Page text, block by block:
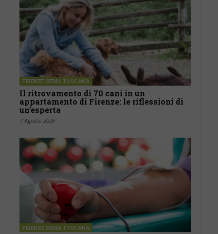
FIRENZE SIENA TOSCANA
Il ritrovamento di 70 cani in un
appartamento di Firenze: le riflessioni di
un’esperta
7 Agosto 2026
FIRENZE SIENA TOSCANA